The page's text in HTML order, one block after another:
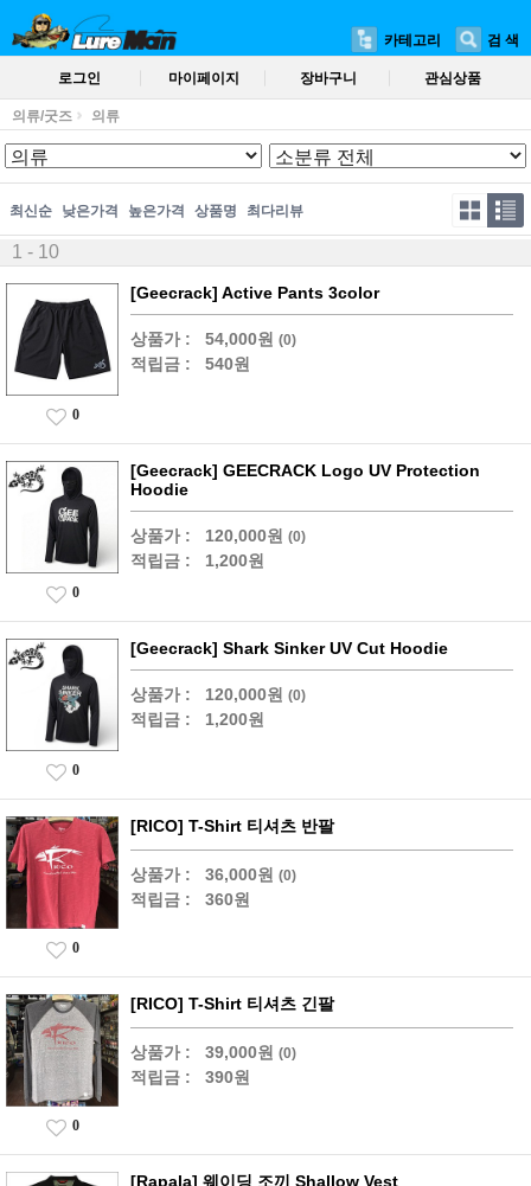
카테고리 검 색
로그인 마이페이지 장바구니 관심상품
의류/굿즈 의류
최신순 낮은가격 높은가격 상품명 최다리뷰
1 - 10
[Geecrack] Active Pants 3color
상품가 : 54,000원 (0)
적립금 : 540원
0
[Geecrack] GEECRACK Logo UV Protection
Hoodie
상품가 : 120,000원 (0)
적립금 : 1,200원
0
[Geecrack] Shark Sinker UV Cut Hoodie
상품가 : 120,000원 (0)
적립금 : 1,200원
0
[RICO] T-Shirt 티셔츠 반팔
상품가 : 36,000원 (0)
적립금 : 360원
0
[RICO] T-Shirt 티셔츠 긴팔
상품가 : 39,000원 (0)
적립금 : 390원
0
[Rapala] 웨이딩 조끼 Shallow Vest